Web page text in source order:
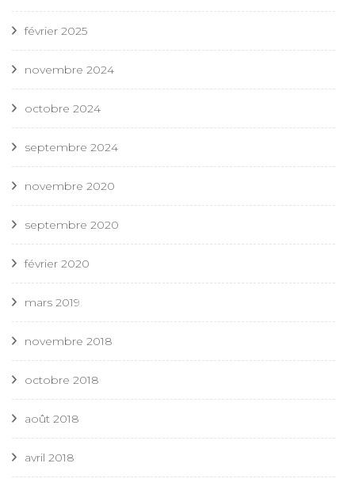
février 2025
novembre 2024
octobre 2024
septembre 2024
novembre 2020
septembre 2020
février 2020
mars 2019
novembre 2018
octobre 2018
août 2018
avril 2018